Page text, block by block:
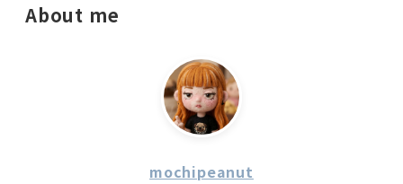
About me
mochipeanut